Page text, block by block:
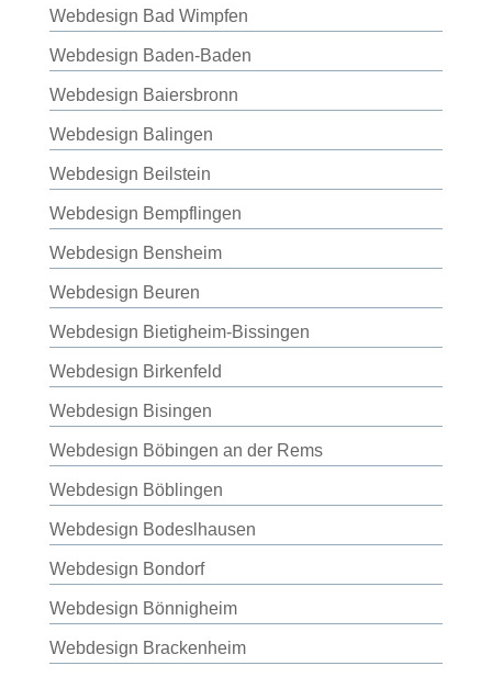
Webdesign Bad Wimpfen
Webdesign Baden-Baden
Webdesign Baiersbronn
Webdesign Balingen
Webdesign Beilstein
Webdesign Bempflingen
Webdesign Bensheim
Webdesign Beuren
Webdesign Bietigheim-Bissingen
Webdesign Birkenfeld
Webdesign Bisingen
Webdesign Böbingen an der Rems
Webdesign Böblingen
Webdesign Bodeslhausen
Webdesign Bondorf
Webdesign Bönnigheim
Webdesign Brackenheim